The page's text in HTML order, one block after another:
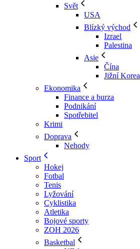
Svět
USA
Blízký východ
Izrael
Palestina
Asie
Čína
Jižní Korea
Ekonomika
Finance a burza
Podnikání
Spotřebitel
Krimi
Doprava
Nehody
Sport
Hokej
Fotbal
Tenis
Lyžování
Cyklistika
Atletika
Bojové sporty
ZOH 2026
Basketbal